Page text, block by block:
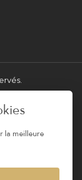
repas -
la meilleure